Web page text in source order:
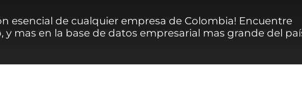
esencial de cualquier empresa de Colombia! Encuentre
y mas en la base de datos empresarial mas grande del